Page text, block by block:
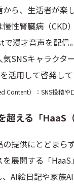
ら、生活者が楽
性腎臓病（CKD
漫才音声を配信
SNSキャラクタ
を活用して啓発し
Content）：SNS投稿
超える「
提供にとどまら
展開する「
AI絵日記や家族